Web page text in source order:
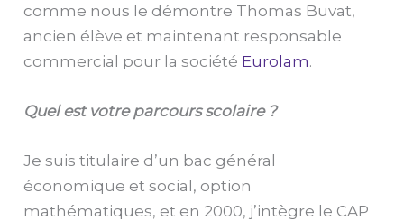
comme nous le démontre Thomas Buvat,
ancien élève et maintenant responsable
commercial pour la société Eurolam.
Quel est votre parcours scolaire ?
Je suis titulaire d’un bac général
économique et social, option
mathématiques, et en 2000, j’intègre le CAP